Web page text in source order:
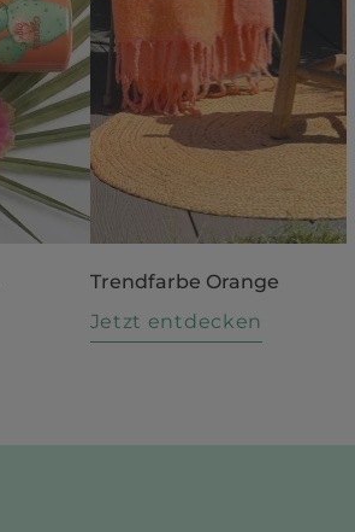
Trendfarbe Orange
Jetzt entdecken